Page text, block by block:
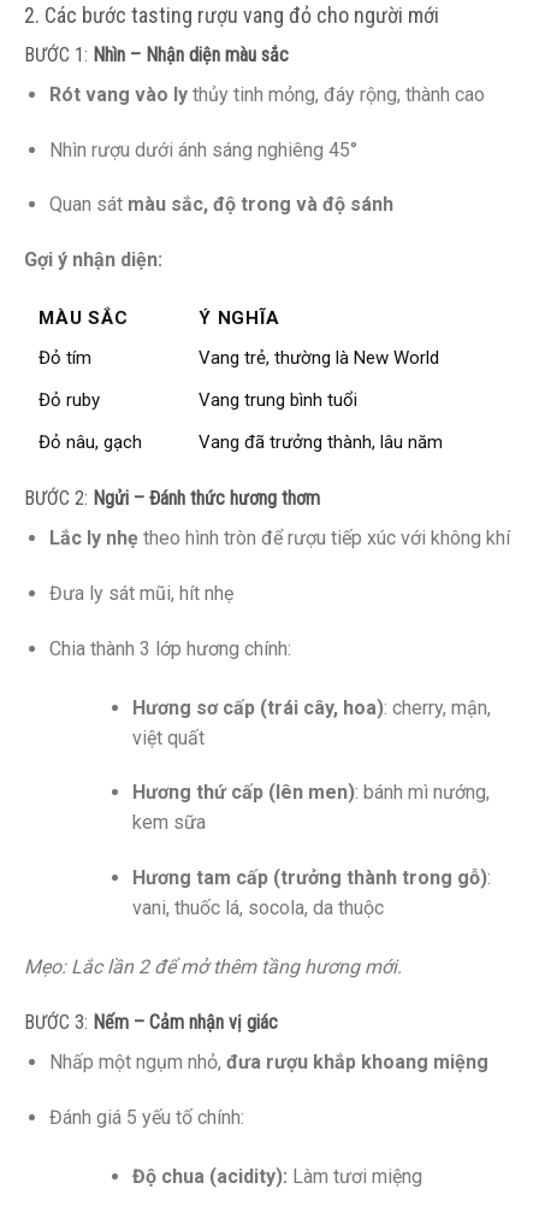
2. Các bước tasting rượu vang đỏ cho người mới
BƯỚC 1: Nhìn – Nhận diện màu sắc
Rót vang vào lythủy tinh mỏng, đáy rộng, thành cao
Nhìn rượu dưới ánh sáng nghiêng 45°
Quan sát màu sắc, độ trong và độ sánh
Gợi ý nhận diện:
MÀU SẮC
Ý NGHĨA
Đỏ tím
Vang trẻ, thường là New World
Đỏ ruby
Vang trung bình tuổi
Đỏ nâu, gạch
Vang đã trưởng thành, lâu năm
BƯỚC 2: Ngửi – Đánh thức hương thơm
Lắc ly nhẹtheo hình tròn để rượu tiếp xúc với không khí
Đưa ly sát mũi, hít nhẹ
Chia thành 3 lớp hương chính:
Hương sơ cấp (trái cây, hoa): cherry, mận,
việt quất
Hương thứ cấp (lên men): bánh mì nướng,
kem sữa
Hương tam cấp (trưởng thành trong gỗ):
vani, thuốc lá, socola, da thuộc
Mẹo: Lắc lần 2 để mở thêm tầng hương mới.
BƯỚC 3: Nếm – Cảm nhận vị giác
Nhấp một ngụm nhỏ, đưa rượu khắp khoang miệng
Đánh giá 5 yếu tố chính:
Độ chua (acidity): Làm tươi miệng